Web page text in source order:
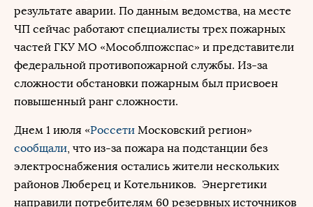
результате аварии. По данным ведомства, на месте
ЧП сейчас работают специалисты трех пожарных
частей ГКУ МО «Мособлпожспас» и представители
федеральной противопожарной службы. Из-за
сложности обстановки пожарным был присвоен
повышенный ранг сложности.
Днем 1 июля «Россети Московский регион»
сообщали, что из-за пожара на подстанции без
электроснабжения остались жители нескольких
районов Люберец и Котельников. Энергетики
направили потребителям 60 резервных источников